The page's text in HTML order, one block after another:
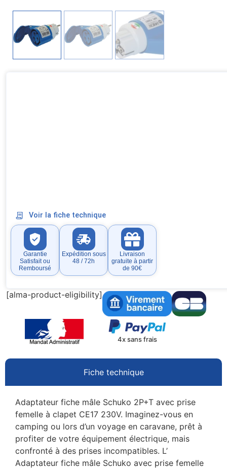
Voir la fiche technique
Garantie
Satisfait ou
Remboursé
Expédition sous
48 / 72h
Livraison
gratuite à partir
de 90€
[alma-product-eligibility]
4x sans frais
Fiche technique
Adaptateur fiche mâle Schuko 2P+T avec prise
femelle à clapet CE17 230V. Imaginez-vous en
camping ou lors d’un voyage en caravane, prêt à
profiter de votre équipement électrique, mais
confronté à des prises incompatibles. L’
Adaptateur fiche mâle Schuko avec prise femelle